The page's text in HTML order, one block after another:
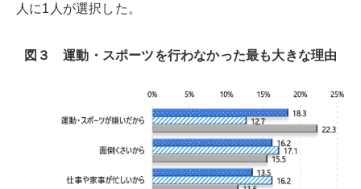
人に1人が選択した。
図３ 運動・スポーツを行わなかった最も大きな理由